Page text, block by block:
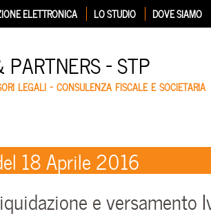
ELETTRONICA LO STUDIO DOVE SIAMO
– STP
LEGALI – CONSULENZA FISCALE E SOCIETARIA
18 Aprile 2016
e versamento